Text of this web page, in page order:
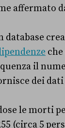
affermato
database
il
dei
le morti
(circa 5